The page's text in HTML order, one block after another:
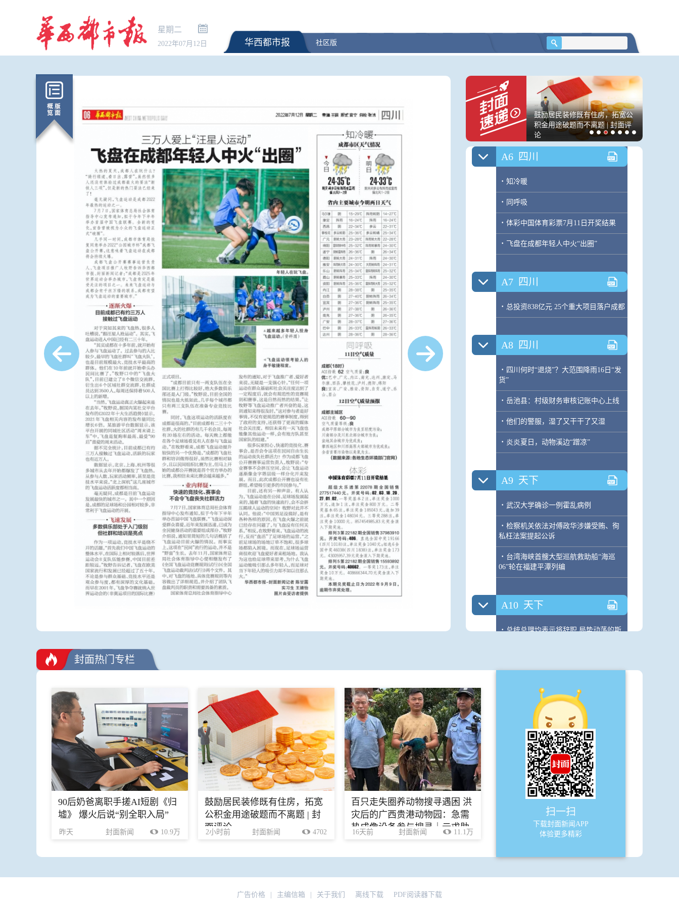
星期二
2022年07月12日 华西都市报 社区版
协议接近达成 伊朗披露海峡新航
道通行细节 美方再提“倒计时”
逛报博、学AI……中华诗词美育
大赛线下研学活动来啦！｜跟着
诗词游四川
“婚外胚胎案”再掀波澜：男方称
已销毁胚胎，原配妻子质疑程序
鼓励居民装修既有住房，拓宽公
积金用途破题而不离题 | 封面评
论
A5 四川
· “铁拳”出击护民生 成都通报6起典型案
· 上半年 成都946个重点项目完成投资
2172亿元
· 招标公告
A6 四川
· 知冷暖
· 同呼吸
· 体彩中国体育彩票7月11日开奖结果
· 飞盘在成都年轻人中火“出圈”
A7 四川
· 总投资838亿元 25个重大项目落户成都
A8 四川
· 四川何时“退烧”？大范围降雨16日“发
货”
· 岳池县：村级财务审核记账中心上线
· 他们的警服，湿了又干干了又湿
· 炎炎夏日，动物溪边“蹭凉”
A9 天下
· 武汉大学确诊一例霍乱病例
· 检察机关依法对傅政华涉嫌受贿、徇
私枉法案提起公诉
· 台湾海峡首艘大型巡航救助船“海巡
06”轮在福建平潭列编
A10 天下
· 总统总理均表示将辞职 局势动荡的斯
断供煤气短缺 在当地捡木柴烧饭
财经
高温天气催热成都“冷经济”
应用场景扩容数字人民币贷款加速落
北交所排队上市企业增至136家
因梦想而拼搏 因热爱而追逐
封面热门专栏
90后奶爸离职手搓AI短剧《归
墟》 爆火后说“别全职入局”
昨天 封面新闻 10.9万
鼓励居民装修既有住房，拓宽
公积金用途破题而不离题 | 封
面评论
2小时前 封面新闻 4702
百只走失圈养动物搜寻遇困 洪
灾后的广西贵港动物园：急需
热成像设备参与搜寻｜云求助
16天前 封面新闻 11.1万
扫一扫
下载封面新闻APP
体验更多精彩
广告价格 主编信箱 关于我们 离线下载 PDF阅读器下载